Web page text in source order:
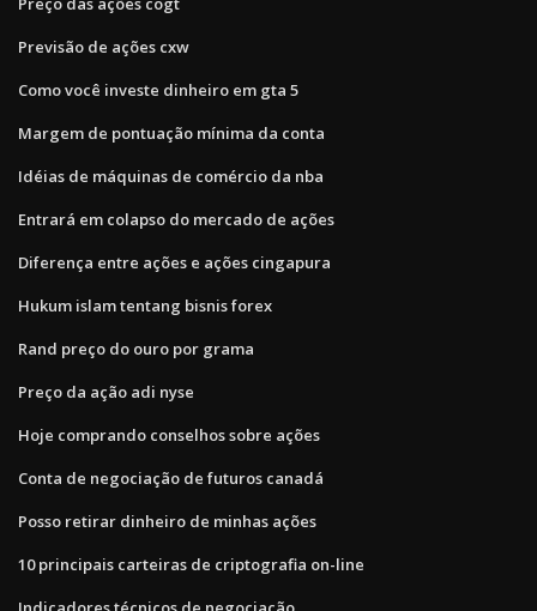
Previsão de ações cxw
Como você investe dinheiro em gta 5
Margem de pontuação mínima da conta
Idéias de máquinas de comércio da nba
Entrará em colapso do mercado de ações
Diferença entre ações e ações cingapura
Hukum islam tentang bisnis forex
Rand preço do ouro por grama
Preço da ação adi nyse
Hoje comprando conselhos sobre ações
Conta de negociação de futuros canadá
Posso retirar dinheiro de minhas ações
10 principais carteiras de criptografia on-line